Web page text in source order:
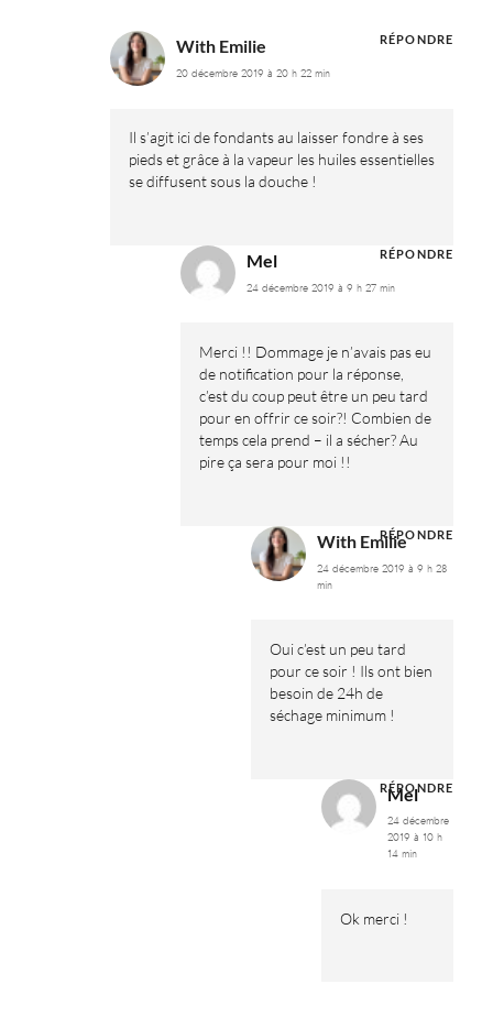
With Emilie
20 décembre 2019 à 20 h 22 min
Il s’agit ici de fondants au laisser fondre à ses
pieds et grâce à la vapeur les huiles essentielles
se diffusent sous la douche !
RÉPONDRE
Mel
24 décembre 2019 à 9 h 27 min
Merci !! Dommage je n’avais pas eu
de notification pour la réponse,
c’est du coup peut être un peu tard
pour en offrir ce soir?! Combien de
temps cela prend – il a sécher? Au
pire ça sera pour moi !!
RÉPONDRE
With Emilie
24 décembre 2019 à 9 h 28
min
Oui c’est un peu tard
pour ce soir ! Ils ont bien
besoin de 24h de
séchage minimum !
RÉPONDRE
Mel
24 décembre
2019 à 10 h
14 min
Ok merci !
RÉPONDRE